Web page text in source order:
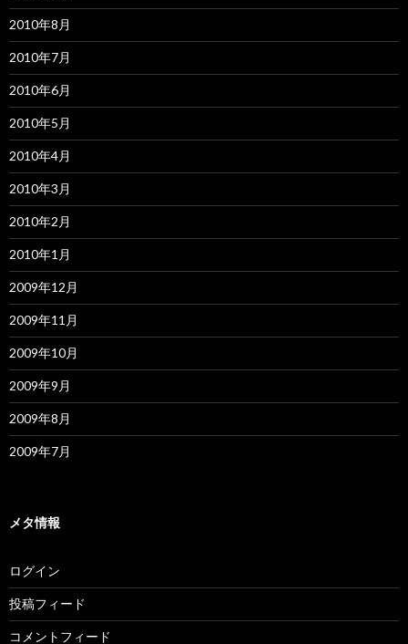
2010年8月
2010年7月
2010年6月
2010年5月
2010年4月
2010年3月
2010年2月
2010年1月
2009年12月
2009年11月
2009年10月
2009年9月
2009年8月
2009年7月
メタ情報
ログイン
投稿フィード
コメントフィード